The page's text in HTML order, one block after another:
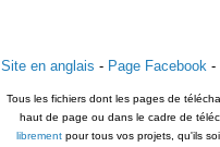
Site en anglais - Page Facebook -
Tous les fichiers dont les pages de
haut de page ou dans le cadre de
librementpour tous vos projets, qu'ils